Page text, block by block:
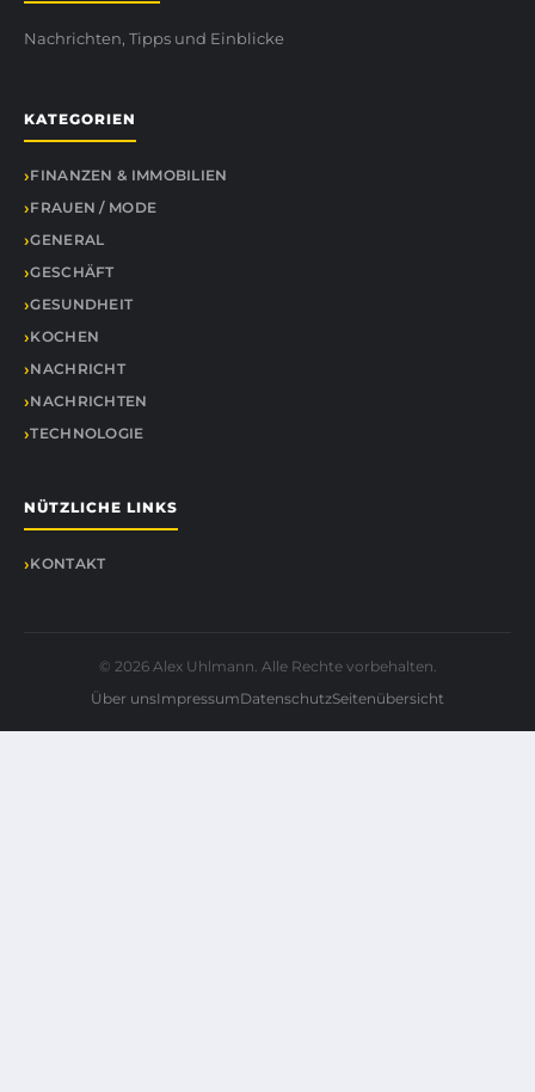
Nachrichten, Tipps und Einblicke
KATEGORIEN
FINANZEN & IMMOBILIEN
FRAUEN / MODE
GENERAL
GESCHÄFT
GESUNDHEIT
KOCHEN
NACHRICHT
NACHRICHTEN
TECHNOLOGIE
NÜTZLICHE LINKS
KONTAKT
© 2026 Alex Uhlmann. Alle Rechte vorbehalten.
Über unsImpressumDatenschutzSeitenübersicht